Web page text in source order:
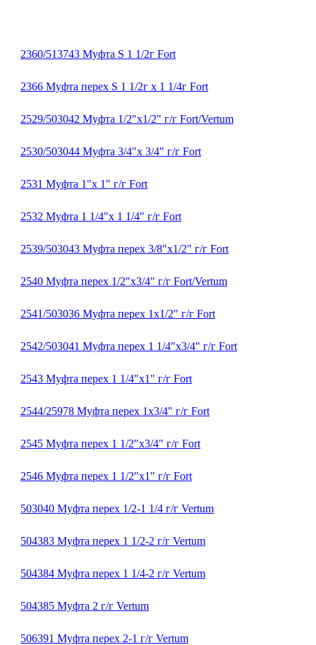
2360/513743 Муфта S 1 1/2г Fort
2366 Муфта перех S 1 1/2г х 1 1/4г Fort
2529/503042 Муфта 1/2"х1/2" г/г Fort/Vertum
2530/503044 Муфта 3/4"х 3/4" г/г Fort
2531 Муфта 1"х 1" г/г Fort
2532 Муфта 1 1/4"х 1 1/4" г/г Fort
2539/503043 Муфта перех 3/8"х1/2" г/г Fort
2540 Муфта перех 1/2"х3/4" г/г Fort/Vertum
2541/503036 Муфта перех 1х1/2" г/г Fort
2542/503041 Муфта перех 1 1/4"х3/4" г/г Fort
2543 Муфта перех 1 1/4"х1" г/г Fort
2544/25978 Муфта перех 1х3/4" г/г Fort
2545 Муфта перех 1 1/2"х3/4" г/г Fort
2546 Муфта перех 1 1/2"х1" г/г Fort
503040 Муфта перех 1/2-1 1/4 г/г Vertum
504383 Муфта перех 1 1/2-2 г/г Vertum
504384 Муфта перех 1 1/4-2 г/г Vertum
504385 Муфта 2 г/г Vertum
506391 Муфта перех 2-1 г/г Vertum